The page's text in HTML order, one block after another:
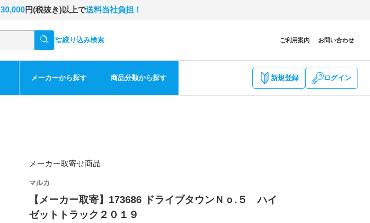
30,000円(税抜き)以上で送料当社負担！
絞り込み検索 ご利用案内 お問い合わせ
メーカーから探す 商品分類から探す 新規登録 ログイン
メーカー取寄せ商品
マルカ
【メーカー取寄】173686 ドライブタウンＮｏ.５ ハイ
ゼットトラック２０１９